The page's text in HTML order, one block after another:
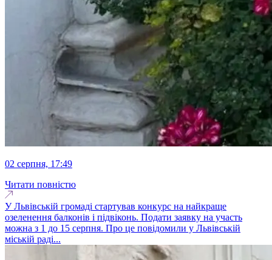
02 серпня, 17:49
Читати повністю
У Львівській громаді стартував конкурс на найкраще
озеленення балконів і підвіконь. Подати заявку на участь
можна з 1 до 15 серпня. Про це повідомили у Львівській
міській раді...